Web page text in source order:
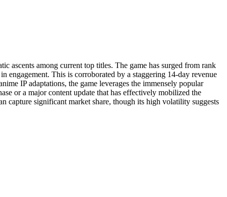
among current top titles. The game has surged from rank
engagement. This is corroborated by a staggering 14-day revenue
IP adaptations, the game leverages the immensely popular
or a major content update that has effectively mobilized the
significant market share, though its high volatility suggests